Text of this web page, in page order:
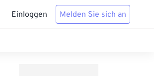
Einloggen Melden Sie sich an